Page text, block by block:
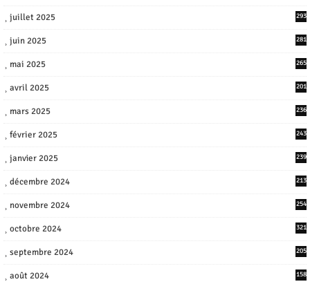
juillet 2025 293
juin 2025 281
mai 2025 265
avril 2025 201
mars 2025 236
février 2025 243
janvier 2025 239
décembre 2024 213
novembre 2024 254
octobre 2024 321
septembre 2024 205
août 2024 158